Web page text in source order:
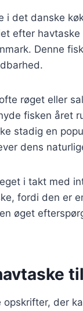
i det danske
efter
Denne
røget eller
fisken året
stadig en
dens
i takt med
fordi den er
øget
der